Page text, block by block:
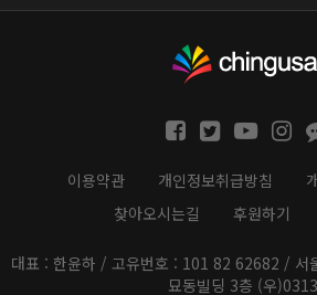
이용약관 개인정보취급방침
찾아오시는길
후원하기
대표 : 한윤하 / 고유번호 : 101 82 62682 / 서
묘동빌딩 3층 (우